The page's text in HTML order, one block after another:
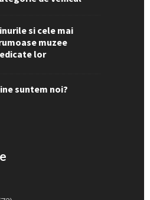
si cele mai
muzee
lor
suntem noi?